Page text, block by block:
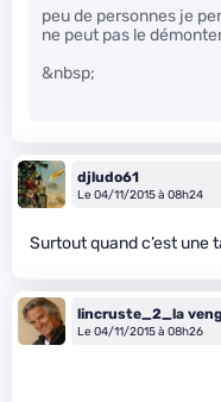
peu de personnes je
ne peut pas le
&nbsp;
djludo61
Le 04/11/2015 à 08h24
Surtout quand c’est une
lincruste_2_la
Le 04/11/2015 à 08h26